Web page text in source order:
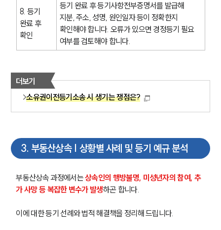
8. 등기
완료 후
확인
등기 완료 후 등기사항전부증명서를 발급해
지분, 주소, 성명, 원인일자 등이 정확한지
확인해야 합니다. 오류가 있으면 경정등기 필요
여부를 검토해야 합니다.
더보기
소유권이전등기소송 시 생기는 쟁점은?
3. 부동산상속 | 상황별 사례 및 등기 예규 분석
부동산상속 과정에서는 상속인의 행방불명, 미성년자의 참여, 추
가 사망 등 복잡한 변수가 발생하곤 합니다.
이에 대한 등기 선례와 법적 해결책을 정리해 드립니다.